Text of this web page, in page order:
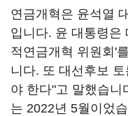
연금개혁은 윤석열
입니다. 윤 대통령은
적연금개혁 위원회'
니다. 또 대선후보
야 한다"고 말했습니
는 2022년 5월이었